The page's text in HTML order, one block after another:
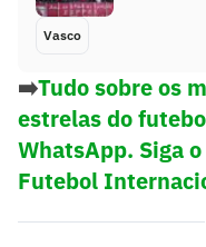
Vasco
➡️Tudo sobre os
estrelas do
WhatsApp. Siga
Futebol